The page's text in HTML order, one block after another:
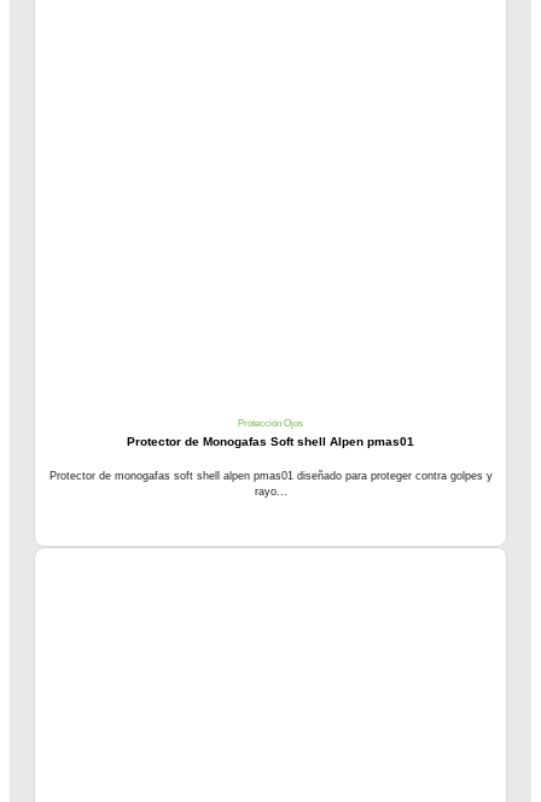
Protección Ojos
Protector de Monogafas Soft shell Alpen pmas01
Protector de monogafas soft shell alpen pmas01 diseñado para proteger contra golpes y
rayo...